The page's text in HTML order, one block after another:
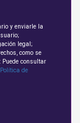
y enviarle la
legal;
como se
: Puede consultar
Política de